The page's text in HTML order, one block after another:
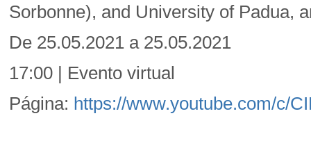
Sorbonne), and University of Padua,
De 25.05.2021 a 25.05.2021
17:00 | Evento virtual
Página: https://www.youtube.com/c/